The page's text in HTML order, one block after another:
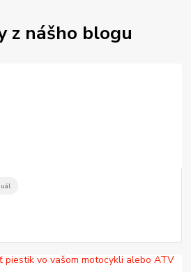
z nášho blogu